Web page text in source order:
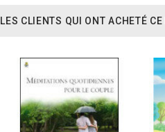
LES CLIENTS QUI ONT ACHETÉ